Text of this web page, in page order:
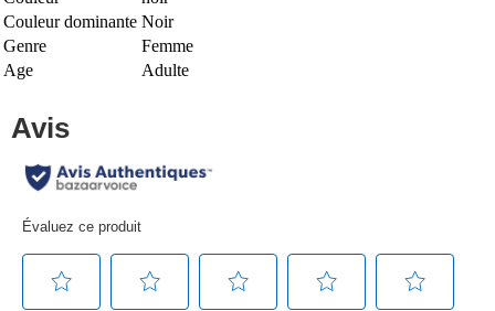
Couleur dominante Noir
Genre
Femme
Age
Adulte